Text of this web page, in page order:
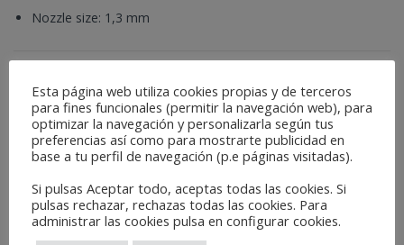
Nozzle size: 1,3 mm
Étiquettes :collision,gun,pistola,refinish,refinishcar
Related Products
Esta página web utiliza cookies propias y de terceros
para fines funcionales (permitir la navegación web), para
optimizar la navegación y personalizarla según tus
preferencias así como para mostrarte publicidad en
base a tu perfil de navegación (p.e páginas visitadas).
Si pulsas Aceptar todo, aceptas todas las cookies. Si
pulsas rechazar, rechazas todas las cookies. Para
administrar las cookies pulsa en configurar cookies.